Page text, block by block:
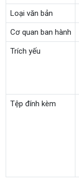
Loại văn bản
Cơ quan ban hành
Trích yếu
Tệp đính kèm